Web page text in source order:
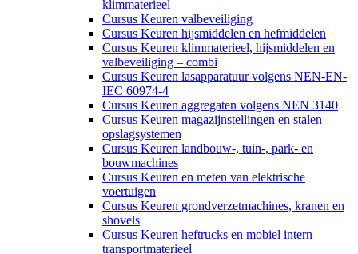
klimmaterieel
Cursus Keuren valbeveiliging
Cursus Keuren hijsmiddelen en hefmiddelen
Cursus Keuren klimmaterieel, hijsmiddelen en
valbeveiliging – combi
Cursus Keuren lasapparatuur volgens NEN-EN-
IEC 60974-4
Cursus Keuren aggregaten volgens NEN 3140
Cursus Keuren magazijnstellingen en stalen
opslagsystemen
Cursus Keuren landbouw-, tuin-, park- en
bouwmachines
Cursus Keuren en meten van elektrische
voertuigen
Cursus Keuren grondverzetmachines, kranen en
shovels
Cursus Keuren heftrucks en mobiel intern
transportmaterieel